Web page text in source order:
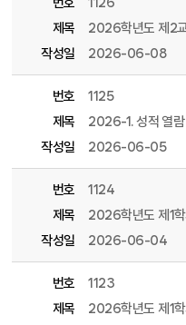
제목
2026학년도 제2
작성일
2026-06-08
번호
1125
제목
2026-1. 성적 열람
작성일
2026-06-05
번호
1124
제목
2026학년도 제1
작성일
2026-06-04
번호
1123
제목
2026학년도 제1학